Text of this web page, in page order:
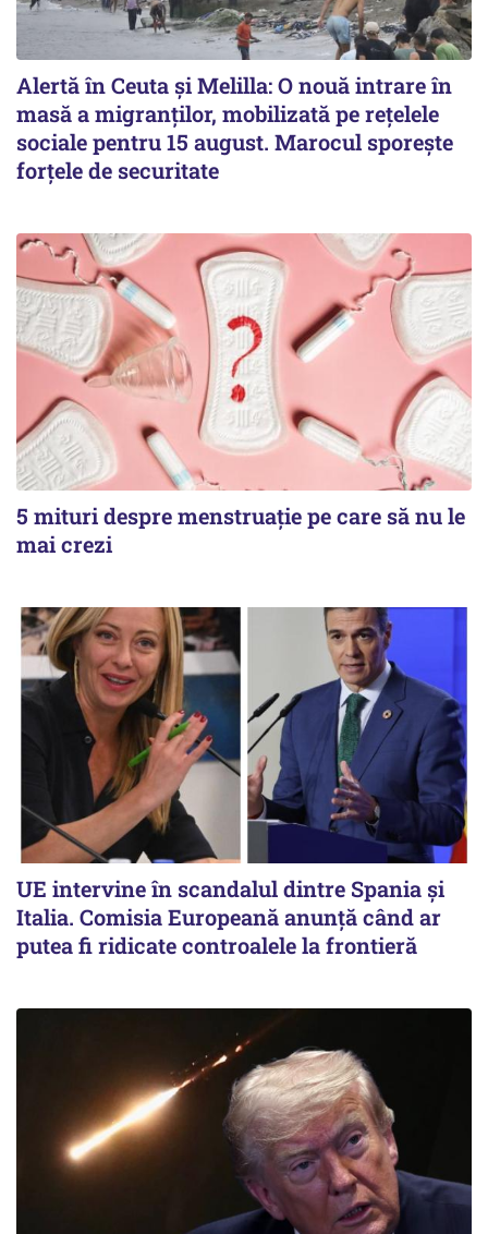
Alertă în Ceuta și Melilla: O nouă intrare în
masă a migranților, mobilizată pe rețelele
sociale pentru 15 august. Marocul sporește
forțele de securitate
5 mituri despre menstruație pe care să nu le
mai crezi
UE intervine în scandalul dintre Spania și
Italia. Comisia Europeană anunță când ar
putea fi ridicate controalele la frontieră